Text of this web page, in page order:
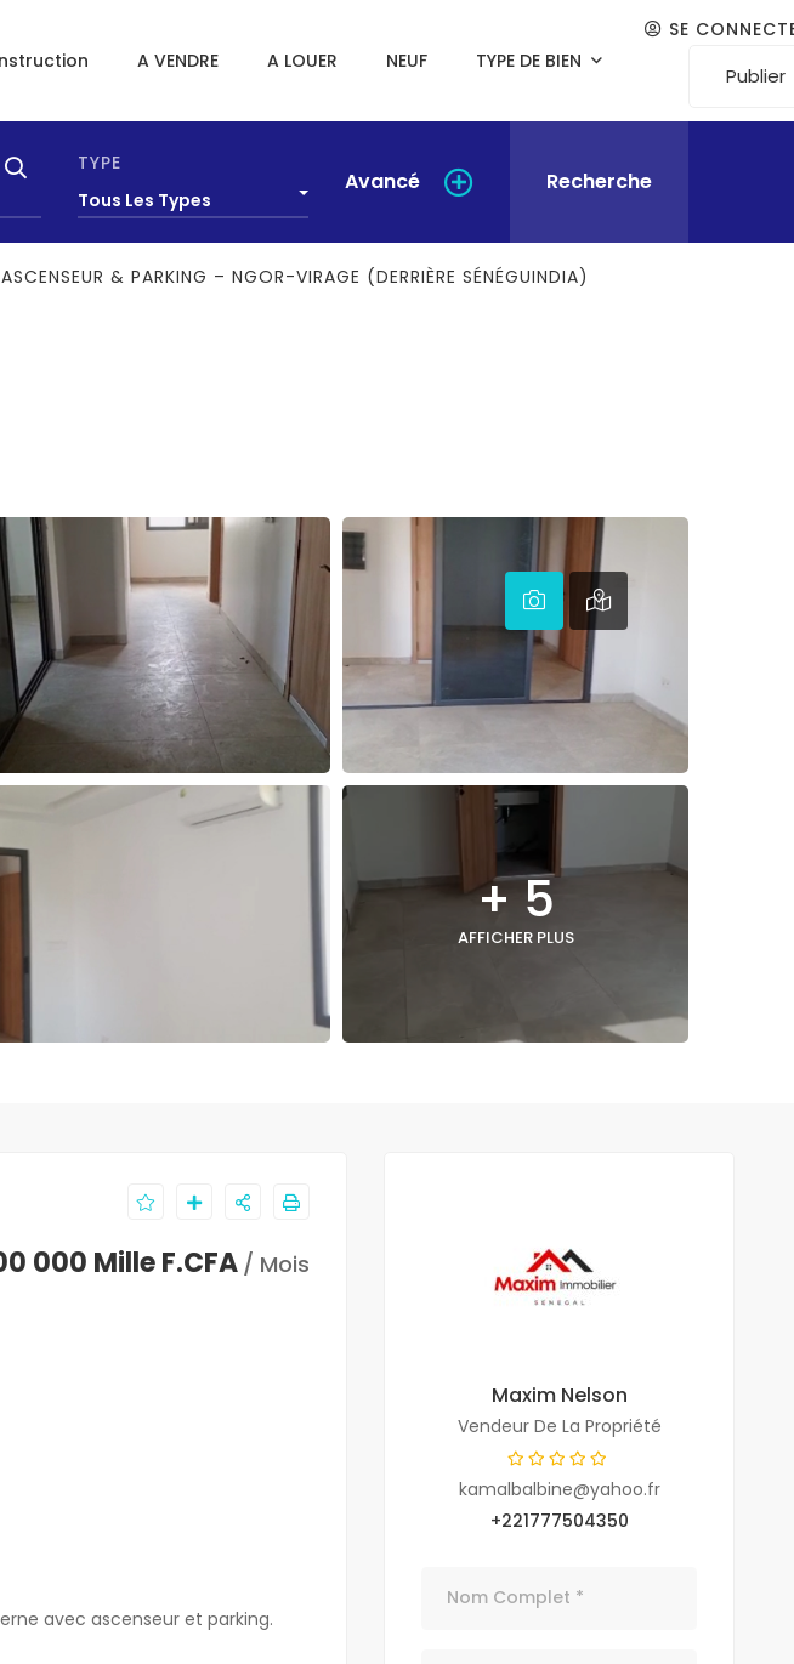
A VENDRE A LOUER NEUF TYPE DE BIEN
SE
Publier
TYPE
Tous Les Types
Avancé Recherche
& PARKING – NGOR-VIRAGE (DERRIÈRE SÉNÉGUINDIA)
+ 5
AFFICHER PLUS
000 Mille F.CFA / Mois
avec ascenseur et parking.
Maxim Nelson
Vendeur De La Propriété
kamalbalbine@yahoo.fr
+221777504350